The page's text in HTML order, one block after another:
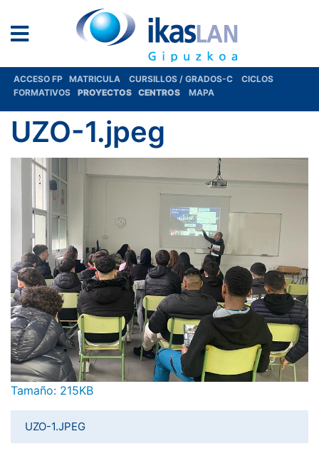
ACCESO FP MATRICULA CURSILLOS / GRADOS-C
CICLOS
FORMATIVOS
PROYECTOS CENTROS MAPA
UZO-1.jpeg
Haga clic aquí para ver la imagen a tamaño completo…
Tamaño: 215KB
UZO-1.JPEG